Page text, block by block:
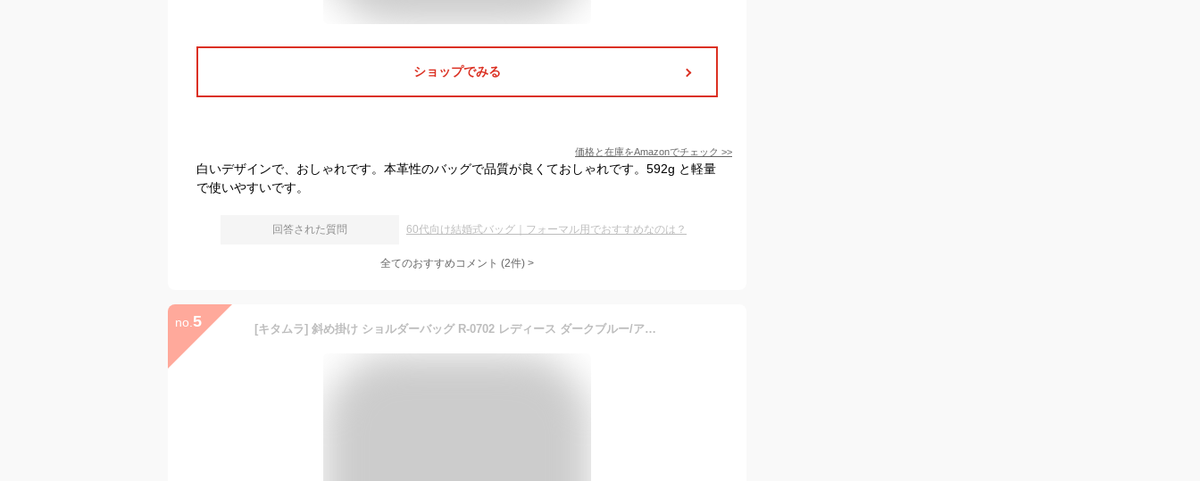
ショップでみる
価格と在庫をAmazonでチェック >>
白いデザインで、おしゃれです。本革性のバッグで品質が良くておしゃれです。592g と軽量
で使いやすいです。
回答された質問 60代向け結婚式バッグ｜フォーマル用でおすすめなのは？
全てのおすすめコメント (2件) >
no. 5 [キタムラ] 斜め掛け ショルダーバッグ R-0702 レディース ダークブルー/アイボリー [紺] 10911